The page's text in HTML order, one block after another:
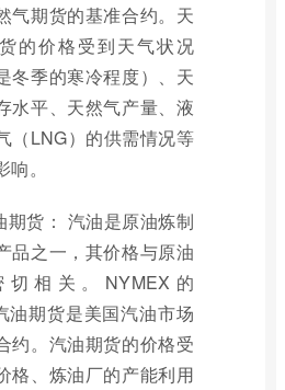
气期货的基准合约。天
的价格受到天气状况
冬季的寒冷程度）、天
水平、天然气产量、液
（LNG）的供需情况等
。
期货： 汽油是原油炼制
品之一，其价格与原油
相关。NYMEX的
油期货是美国汽油市场
约。汽油期货的价格受
格、炼油厂的产能利用